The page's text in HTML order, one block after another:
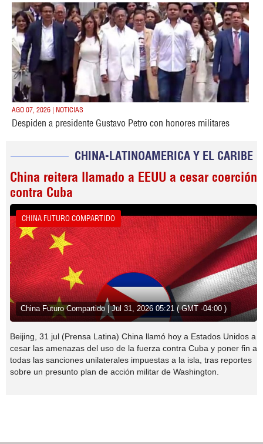
AGO 07, 2026 | NOTICIAS
Despiden a presidente Gustavo Petro con honores militares
CHINA-LATINOAMERICA Y EL CARIBE
China reitera llamado a EEUU a cesar coerción
contra Cuba
CHINA FUTURO COMPARTIDO
China Futuro Compartido | Jul 31, 2026 05:21 ( GMT -04:00 )
Beijing, 31 jul (Prensa Latina) China llamó hoy a Estados Unidos a
cesar las amenazas del uso de la fuerza contra Cuba y poner fin a
todas las sanciones unilaterales impuestas a la isla, tras reportes
sobre un presunto plan de acción militar de Washington.